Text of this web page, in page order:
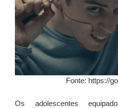
Fonte: https://
Os adolescentes